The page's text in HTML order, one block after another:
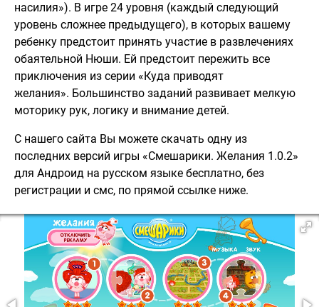
насилия»). В игре 24 уровня (каждый следующий
уровень сложнее предыдущего), в которых вашему
ребенку предстоит принять участие в развлечениях
обаятельной Нюши. Ей предстоит пережить все
приключения из серии «Куда приводят
желания». Большинство заданий развивает мелкую
моторику рук, логику и внимание детей.
С нашего сайта Вы можете скачать одну из
последних версий игры «Смешарики. Желания 1.0.2»
для Андроид на русском языке бесплатно, без
регистрации и смс, по прямой ссылке ниже.